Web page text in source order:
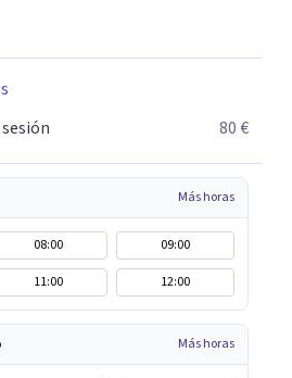
80 €
Más horas
08:00
09:00
11:00 12:00
Más horas